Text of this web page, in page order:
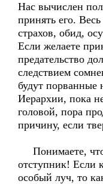
Нас вычислен
принять его.
страхов, обид,
Если желаете
предательство
следствием
будут порванные
Иерархии, пока
головой, пора
причину, если
Понимаете,
отступник! Если
особый луч, то